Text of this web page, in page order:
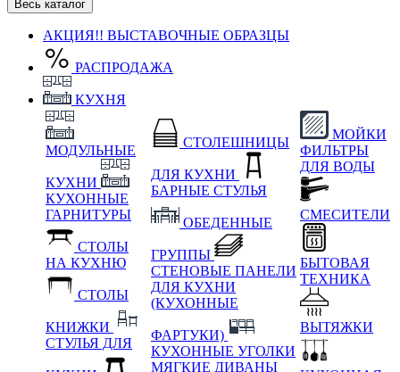
Весь каталог
АКЦИЯ!! ВЫСТАВОЧНЫЕ ОБРАЗЦЫ
РАСПРОДАЖА
КУХНЯ
МОДУЛЬНЫЕ
КУХНИ
КУХОННЫЕ
ГАРНИТУРЫ
СТОЛЫ
НА КУХНЮ
СТОЛЫ
КНИЖКИ
СТУЛЬЯ ДЛЯ
СТОЛЕШНИЦЫ
ДЛЯ КУХНИ
БАРНЫЕ СТУЛЬЯ
ОБЕДЕННЫЕ
ГРУППЫ
СТЕНОВЫЕ ПАНЕЛИ
ДЛЯ КУХНИ
(КУХОННЫЕ
ФАРТУКИ)
КУХОННЫЕ УГОЛКИ
МЯГКИЕ ДИВАНЫ
МОЙКИ
ФИЛЬТРЫ
ДЛЯ ВОДЫ
СМЕСИТЕЛИ
БЫТОВАЯ
ТЕХНИКА
ВЫТЯЖКИ